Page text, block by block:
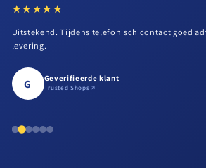
★★★★★
★★★★★
Uitstekend. Tijdens telefonisch contact goed
levering.
G Geverifieerde klant
Trusted Shops